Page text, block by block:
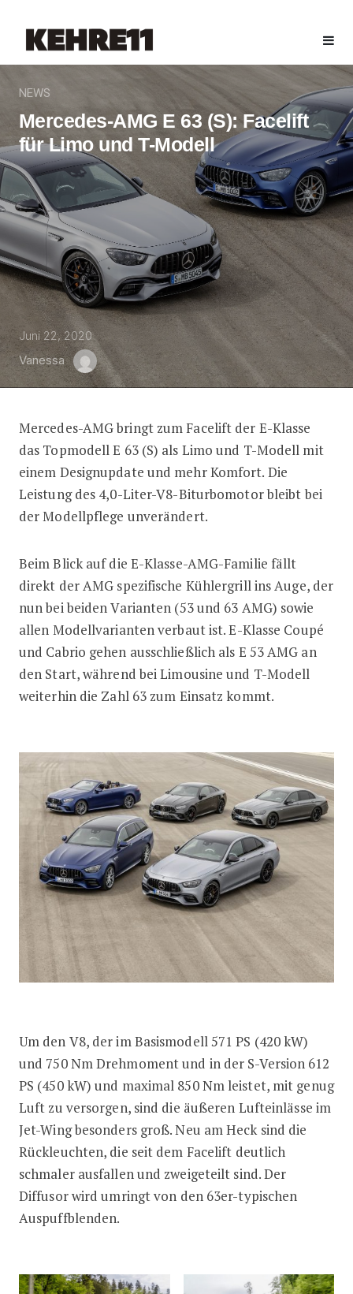
NEWS
Mercedes-AMG E 63 (S): Facelift
für Limo und T-Modell
Juni 22, 2020
Vanessa
Mercedes-AMG E 63 (S): Facelift
Mercedes-AMG bringt zum Facelift der E-Klasse
das Topmodell E 63 (S) als Limo und T-Modell mit
einem Designupdate und mehr Komfort. Die
Leistung des 4,0-Liter-V8-Biturbomotor bleibt bei
der Modellpflege unverändert.
Beim Blick auf die E-Klasse-AMG-Familie fällt
direkt der AMG spezifische Kühlergrill ins Auge, der
nun bei beiden Varianten (53 und 63 AMG) sowie
allen Modellvarianten verbaut ist. E-Klasse Coupé
und Cabrio gehen ausschließlich als E 53 AMG an
den Start, während bei Limousine und T-Modell
weiterhin die Zahl 63 zum Einsatz kommt.
Um den V8, der im Basismodell 571 PS (420 kW)
und 750 Nm Drehmoment und in der S-Version 612
PS (450 kW) und maximal 850 Nm leistet, mit genug
Luft zu versorgen, sind die äußeren Lufteinlässe im
Jet-Wing besonders groß. Neu am Heck sind die
Rückleuchten, die seit dem Facelift deutlich
schmaler ausfallen und zweigeteilt sind. Der
Diffusor wird umringt von den 63er-typischen
Auspuffblenden.